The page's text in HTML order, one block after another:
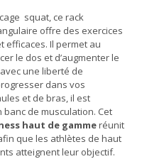
squat, ce rack
offre des exercices
efficaces. Il permet au
le dos et d’augmenter le
une liberté de
dans vos
et de bras, il est
banc de musculation. Cet
haut de gammeréunit
que les athlètes de haut
atteignent leur objectif.